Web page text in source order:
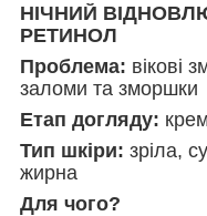
НІЧНИЙ
РЕТИНОЛ
Проблема: вікові
заломи та зморшки
Етап догляду:
Тип шкіри: зріла,
жирна
Для чого?